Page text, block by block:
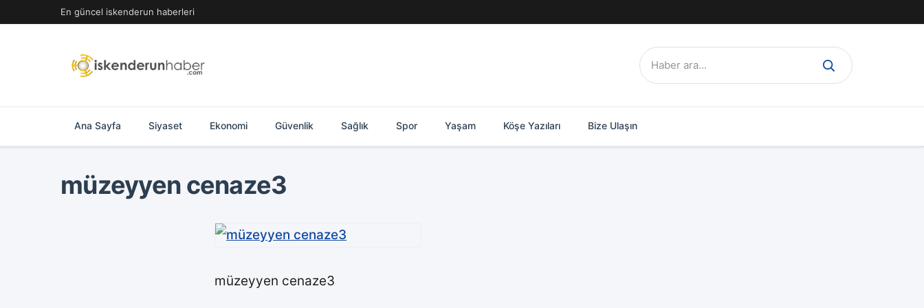
geç
En güncel iskenderun haberleri
Ara:
Ana Sayfa Siyaset Ekonomi Güvenlik Sağlık Spor Yaşam Köşe Yazıları Bize Ulaşın
müzeyyen cenaze3
müzeyyen cenaze3